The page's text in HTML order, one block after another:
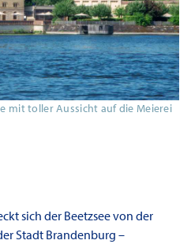
mit toller Aussicht auf die Meierei
sich der Beetzsee von der
Stadt Brandenburg –